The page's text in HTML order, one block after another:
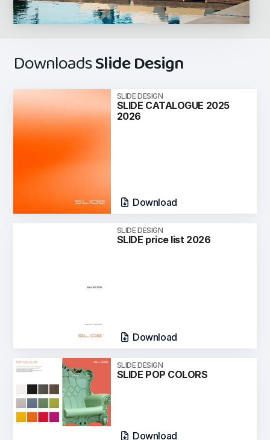
DownloadsSlide Design
SLIDE DESIGN
SLIDE CATALOGUE 2025
2026
Download
SLIDE DESIGN
SLIDE price list 2026
Download
SLIDE DESIGN
SLIDE POP COLORS
Download